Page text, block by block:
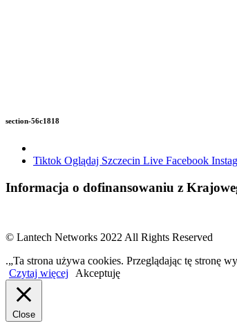
section-56c1818
Tiktok Oglądaj Szczecin Live Facebook
Informacja o dofinansowaniu z
© Lantech Networks 2022 All Rights Reserved
.„Ta strona używa cookies. Przeglądając tę stronę
Czytaj więcej
Akceptuję
Close